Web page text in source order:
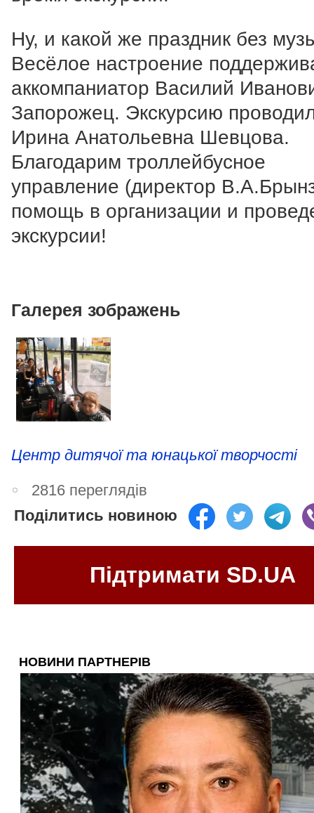
Ну, и какой же праздник без
Весёлое настроение
аккомпаниатор Василий
Запорожец. Экскурсию
Ирина Анатольевна Шевцова.
Благодарим троллейбусное
управление (директор
помощь в организации и
экскурсии!
Галерея зображень
Центр дитячої та юнацької творчості
2816 переглядів
Поділитись новиною
Підтримати SD.UA